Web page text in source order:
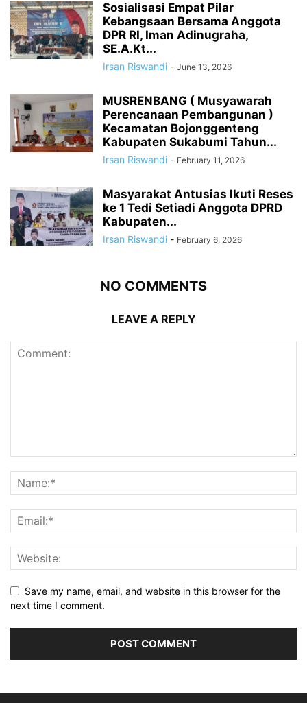
Sosialisasi Empat Pilar
Kebangsaan Bersama Anggota
DPR RI, Iman Adinugraha,
SE.A.Kt...
Irsan Riswandi - June 13, 2026
MUSRENBANG ( Musyawarah
Perencanaan Pembangunan )
Kecamatan Bojonggenteng
Kabupaten Sukabumi Tahun...
Irsan Riswandi - February 11, 2026
Masyarakat Antusias Ikuti Reses
ke 1 Tedi Setiadi Anggota DPRD
Kabupaten...
Irsan Riswandi - February 6, 2026
NO COMMENTS
LEAVE A REPLY
Save my name, email, and website in this browser for the
next time I comment.